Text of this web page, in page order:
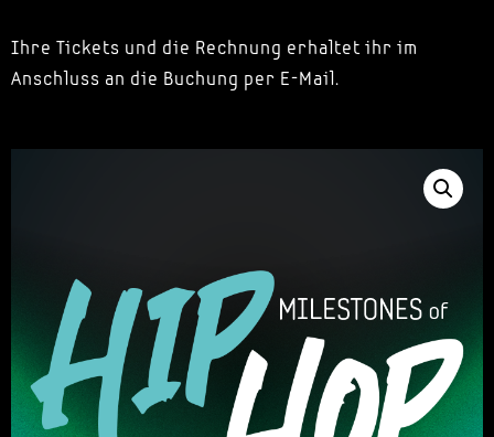
Ihre Tickets und die Rechnung erhaltet ihr im
Anschluss an die Buchung per E-Mail.